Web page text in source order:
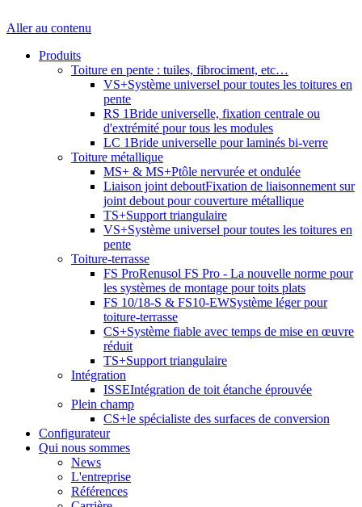
Aller au contenu
Produits
Toiture en pente : tuiles, fibrociment, etc…
VS+Système universel pour toutes les toitures en
pente
RS 1Bride universelle, fixation centrale ou
d'extrémité pour tous les modules
LC 1Bride universelle pour laminés bi-verre
Toiture métallique
MS+ & MS+Ptôle nervurée et ondulée
Liaison joint deboutFixation de liaisonnement sur
joint debout pour couverture métallique
TS+Support triangulaire
VS+Système universel pour toutes les toitures en
pente
Toiture-terrasse
FS ProRenusol FS Pro - La nouvelle norme pour
les systèmes de montage pour toits plats
FS 10/18-S & FS10-EWSystème léger pour
toiture-terrasse
CS+Système fiable avec temps de mise en œuvre
réduit
TS+Support triangulaire
Intégration
ISSEIntégration de toit étanche éprouvée
Plein champ
CS+le spécialiste des surfaces de conversion
Configurateur
Qui nous sommes
News
L'entreprise
Références